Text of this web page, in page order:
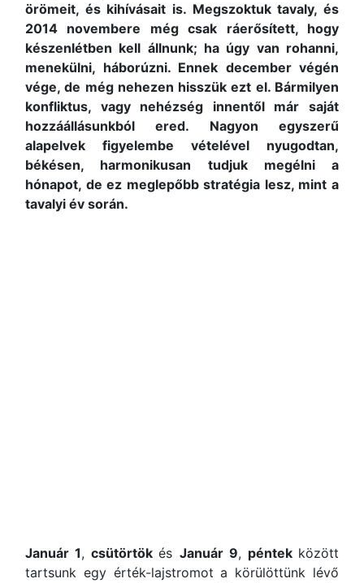
örömeit, és kihívásait is. Megszoktuk tavaly, és
2014 novembere még csak ráerősített, hogy
készenlétben kell állnunk; ha úgy van rohanni,
menekülni, háborúzni. Ennek december végén
vége, de még nehezen hisszük ezt el. Bármilyen
konfliktus, vagy nehézség innentől már saját
hozzáállásunkból ered. Nagyon egyszerű
alapelvek figyelembe vételével nyugodtan,
békésen, harmonikusan tudjuk megélni a
hónapot, de ez meglepőbb stratégia lesz, mint a
tavalyi év során.
Január 1,csütörtökés Január 9, péntek között
tartsunk egy érték-lajstromot a körülöttünk lévő